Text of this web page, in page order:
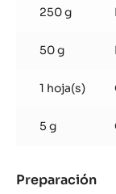
250 g
50 g
1 hoja(s)
5 g
Preparación